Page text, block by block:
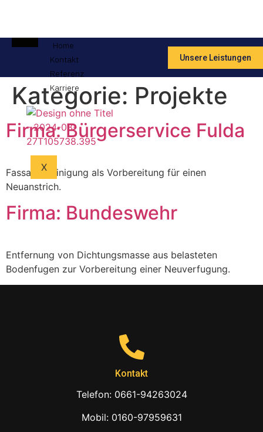
Home
Kontakt
Referenz
Karriere
X
Unsere Leistungen
Kategorie: Projekte
Firma: Bürgerservice Fulda
Fassadenreinigung als Vorbereitung für einen
Neuanstrich.
Firma: Bundeswehr
Entfernung von Dichtungsmasse aus belasteten
Bodenfugen zur Vorbereitung einer Neuverfugung.
Kontakt
Telefon: 0661-94263024
Mobil: 0160-97959631